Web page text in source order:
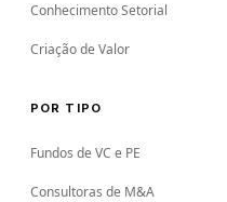
Conhecimento Setorial
Criação de Valor
POR TIPO
Fundos de VC e PE
Consultoras de M&A